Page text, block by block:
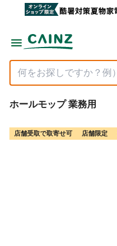
ホールモップ 業務用
店舗受取で取寄せ可 店舗限定